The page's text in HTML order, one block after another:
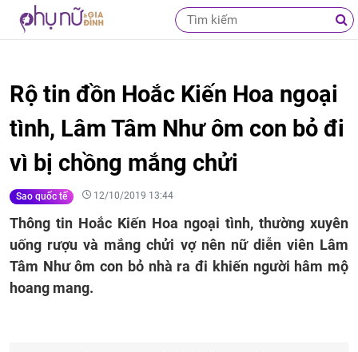
Rộ tin đồn Hoắc Kiến Hoa ngoại
tình, Lâm Tâm Như ôm con bỏ đi
vì bị chồng mắng chửi
Sao quốc tế 12/10/2019 13:44
Thông tin Hoắc Kiến Hoa ngoại tình, thường xuyên
uống rượu và mắng chửi vợ nên nữ diễn viên Lâm
Tâm Như ôm con bỏ nhà ra đi khiến người hâm mộ
hoang mang.